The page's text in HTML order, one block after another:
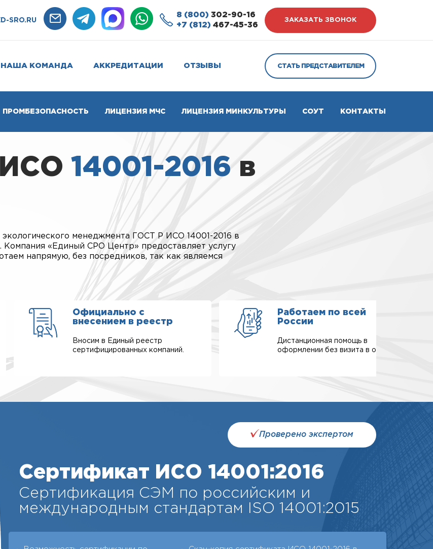
SRO.RU
8 (800) 302-90-16
+7 (812) 467-45-36
ЗАКАЗАТЬ ЗВОНОК
НАША КОМАНДА АККРЕДИТАЦИИ ОТЗЫВЫ СТАТЬ ПРЕДСТАВИТЕЛЕМ
ПРОМБЕЗОПАСНОСТЬ ЛИЦЕНЗИЯ МЧС ЛИЦЕНЗИЯ МИНКУЛЬТУРЫ СОУТ КОНТАКТЫ
ИСО 14001-2016 в
экологического менеджмента ГОСТ Р ИСО 14001-2016 в
Компания «Единый СРО Центр» предоставляет услугу
напрямую, без посредников, так как являемся
Официально с
внесением в реестр
Вносим в Единый реестр
сертифицированных компаний.
Работаем по всей
России
Дистанционная помощь в
оформлении без визита в офис.
Проверено экспертом
Сертификат ИСО 14001:2016
Сертификация СЭМ по российским и
международным стандартам ISO 14001:2015